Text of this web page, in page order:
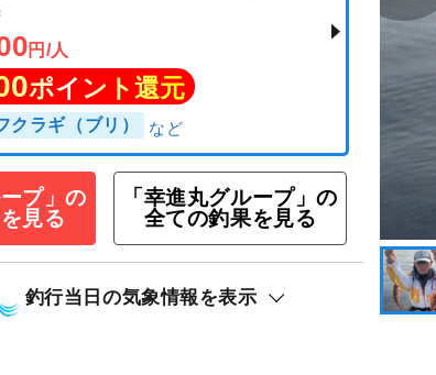
ショート便☆タイラバ＆ジギング
プラン☆＝乗り放題プランを希望の
予約時に要望欄へ記載してくださ
プ」の
見る
「幸進丸グループ」の
全ての釣果を見る
釣行当日の気象情報を表示